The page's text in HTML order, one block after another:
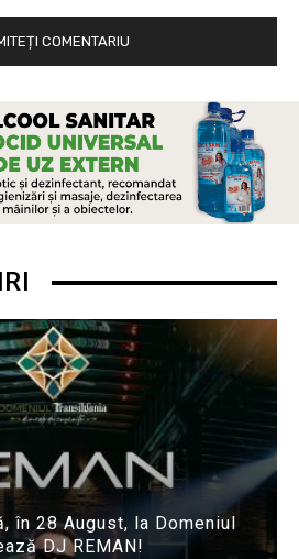
în 28 August, la Domeniul
DJ REMAN!